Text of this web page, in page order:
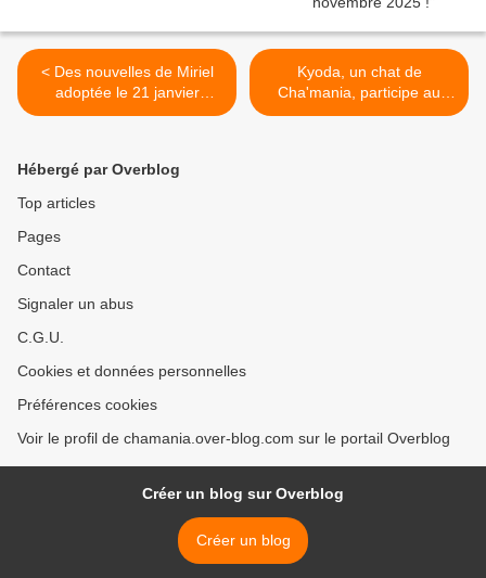
< Des nouvelles de Miriel
adoptée le 21 janvier
dernier !
Kyoda, un chat de
Cha'mania, participe au
concours KingPet ! Il a
Hébergé par Overblog
Top articles
Pages
Contact
Signaler un abus
C.G.U.
Cookies et données personnelles
Préférences cookies
Voir le profil de chamania.over-blog.com sur le portail Overblog
Créer un blog sur Overblog
Créer un blog